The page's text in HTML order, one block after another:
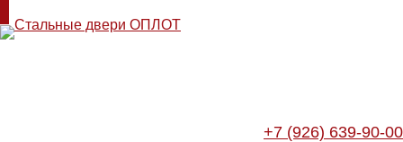
+7 (926) 639-90-00